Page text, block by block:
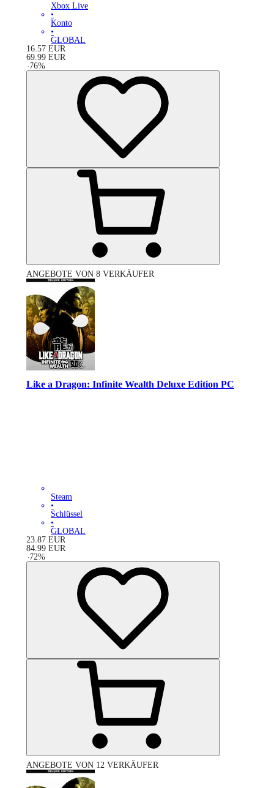
Xbox Live
•
Konto
•
GLOBAL
16.57 EUR
69.99 EUR
-76%
ANGEBOTE VON 8 VERKÄUFER
Like a Dragon: Infinite Wealth Deluxe Edition PC
Steam
•
Schlüssel
•
GLOBAL
23.87 EUR
84.99 EUR
-72%
ANGEBOTE VON 12 VERKÄUFER